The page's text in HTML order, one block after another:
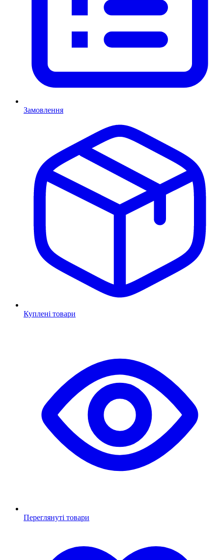
Замовлення
Куплені товари
Переглянуті товари